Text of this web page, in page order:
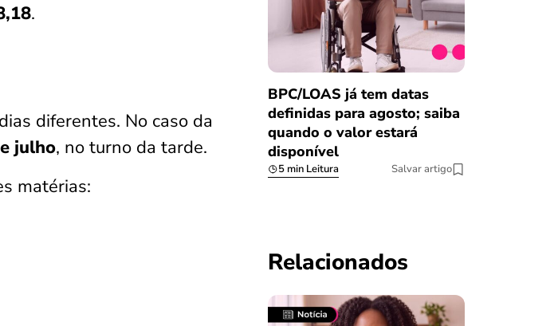
.
diferentes. No caso da
julho, no turno da tarde.
matérias:
BPC/LOAS já tem datas
definidas para agosto; saiba
quando o valor estará
disponível
5 min Leitura Salvar artigo
Relacionados